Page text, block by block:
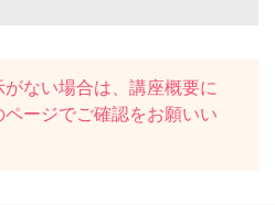
がない場合は、講座概要に
ページでご確認をお願いい